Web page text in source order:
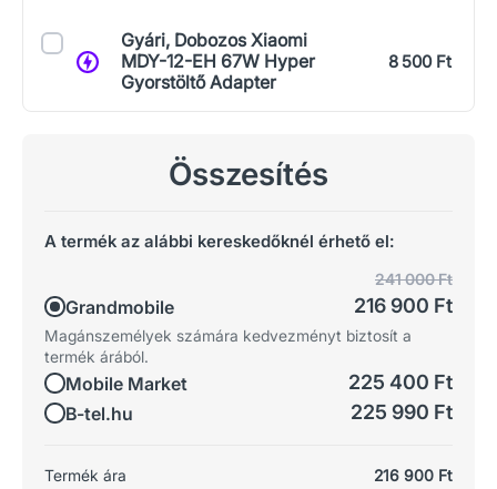
Gyári, Dobozos Xiaomi
MDY-12-EH 67W Hyper
Gyorstöltő Adapter
8 500 Ft
Összesítés
A termék az alábbi kereskedőknél érhető el:
Grandmobile
241 000 Ft
216 900 Ft
Magánszemélyek számára kedvezményt biztosít a
termék árából.
Mobile Market 225 400 Ft
B-tel.hu 225 990 Ft
Termék ára 216 900 Ft